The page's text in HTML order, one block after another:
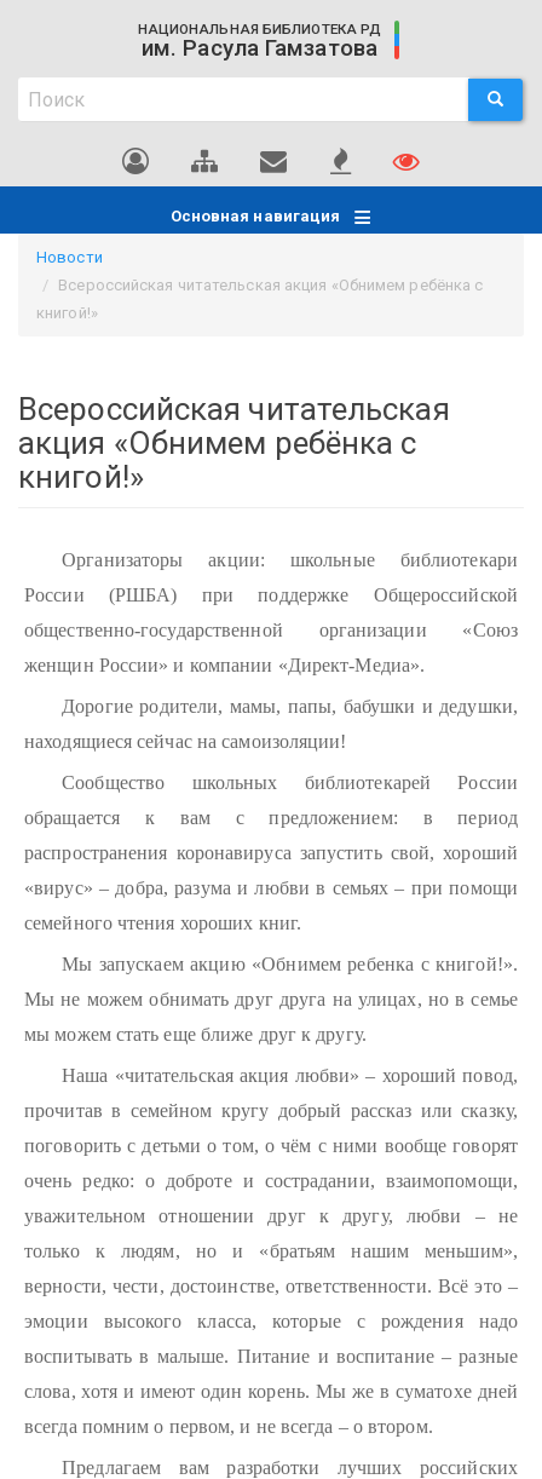
содержанию
НАЦИОНАЛЬНАЯ БИБЛИОТЕКА РД
им. Расула Гамзатова
Поиск
Поиск ПОИСК
Основная навигация
Новости
Всероссийская читательская акция «Обнимем ребёнка с
книгой!»
Всероссийская читательская
акция «Обнимем ребёнка с
книгой!»
Организаторы акции: школьные библиотекари
России (РШБА) при поддержке Общероссийской
общественно-государственной организации «Союз
женщин России» и компании «Директ-Медиа».
Дорогие родители, мамы, папы, бабушки и дедушки,
находящиеся сейчас на самоизоляции!
Сообщество школьных библиотекарей России
обращается к вам с предложением: в период
распространения коронавируса запустить свой, хороший
«вирус» – добра, разума и любви в семьях – при помощи
семейного чтения хороших книг.
Мы запускаем акцию «Обнимем ребенка с книгой!».
Мы не можем обнимать друг друга на улицах, но в семье
мы можем стать еще ближе друг к другу.
Наша «читательская акция любви» – хороший повод,
прочитав в семейном кругу добрый рассказ или сказку,
поговорить с детьми о том, о чём с ними вообще говорят
очень редко: о доброте и сострадании, взаимопомощи,
уважительном отношении друг к другу, любви – не
только к людям, но и «братьям нашим меньшим»,
верности, чести, достоинстве, ответственности. Всё это –
эмоции высокого класса, которые с рождения надо
воспитывать в малыше. Питание и воспитание – разные
слова, хотя и имеют один корень. Мы же в суматохе дней
всегда помним о первом, и не всегда – о втором.
Предлагаем вам разработки лучших российских